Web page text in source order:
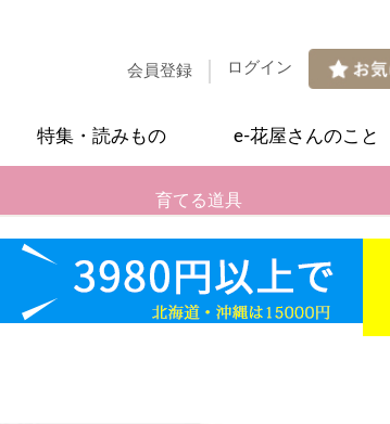
会員登録 ログイン
特集・読みもの e-花屋さんのこと
育てる道具